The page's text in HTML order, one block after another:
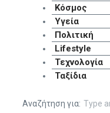
Κόσμος
Υγεία
Πολιτική
Lifestyle
Τεχνολογία
Ταξίδια
Αναζήτηση για: